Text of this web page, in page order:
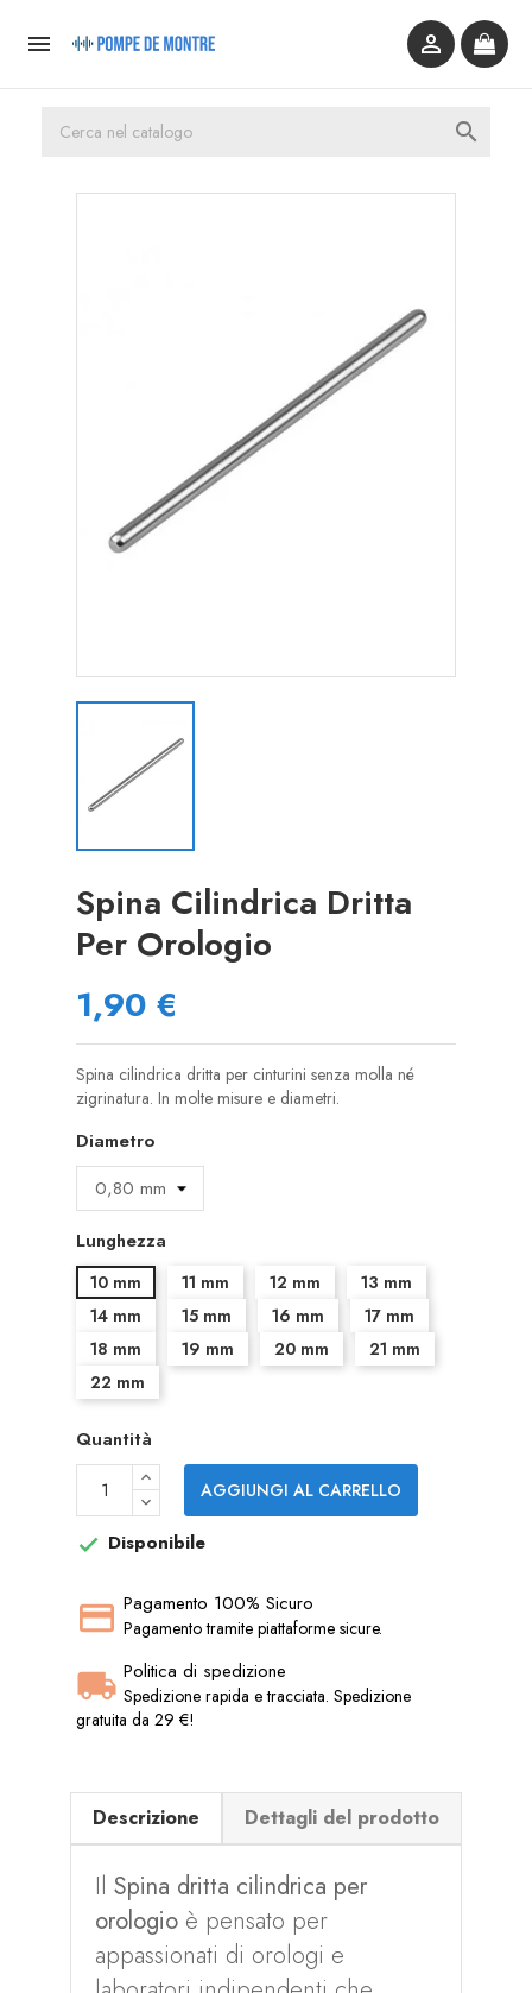
 

Spina Cilindrica Dritta
Per Orologio
1,90 €
Spina cilindrica dritta per cinturini senza molla né
zigrinatura. In molte misure e diametri.
Diametro
Lunghezza
10 mm 11 mm 12 mm
13 mm
14 mm
15 mm 16 mm
17 mm
18 mm
19 mm 20 mm
21 mm
22 mm
Quantità
AGGIUNGI AL CARRELLO
 Disponibile
Pagamento 100% Sicuro
Pagamento tramite piattaforme sicure.
Politica di spedizione
Spedizione rapida e tracciata. Spedizione
gratuita da 29 €!
Descrizione Dettagli del prodotto
Il Spina dritta cilindrica per
orologio è pensato per
appassionati di orologi e